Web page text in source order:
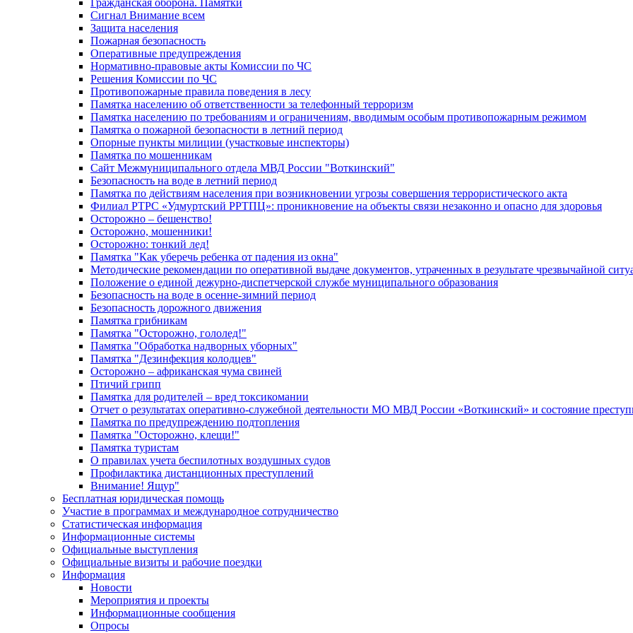
Гражданская оборона. Памятки
Сигнал Внимание всем
Защита населения
Пожарная безопасность
Оперативные предупреждения
Нормативно-правовые акты Комиссии по ЧС
Решения Комиссии по ЧС
Противопожарные правила поведения в лесу
Памятка населению об ответственности за телефонный терроризм
Памятка населению по требованиям и ограничениям, вводимым особым противопожарным режимом
Памятка о пожарной безопасности в летний период
Опорные пункты милиции (участковые инспекторы)
Памятка по мошенникам
Сайт Межмуниципального отдела МВД России "Воткинский"
Безопасность на воде в летний период
Памятка по действиям населения при возникновении угрозы совершения террористического акта
Филиал РТРС «Удмуртский РРТПЦ»: проникновение на объекты связи незаконно и опасно для здоровья
Осторожно – бешенство!
Осторожно, мошенники!
Осторожно: тонкий лед!
Памятка "Как уберечь ребенка от падения из окна"
Методические рекомендации по оперативной выдаче документов, утраченных в результате чрезвычайной
Положение о единой дежурно-диспетчерской службе муниципального образования
Безопасность на воде в осенне-зимний период
Безопасность дорожного движения
Памятка грибникам
Памятка "Осторожно, гололед!"
Памятка "Обработка надворных уборных"
Памятка "Дезинфекция колодцев"
Осторожно – африканская чума свиней
Птичий грипп
Памятка для родителей – вред токсикомании
Отчет о результатах оперативно-служебной деятельности МО МВД России «Воткинский» и состояние
Памятка по предупреждению подтопления
Памятка "Осторожно, клещи!"
Памятка туристам
О правилах учета беспилотных воздушных судов
Профилактика дистанционных преступлений
Внимание! Ящур"
Бесплатная юридическая помощь
Участие в программах и международное сотрудничество
Статистическая информация
Информационные системы
Официальные выступления
Официальные визиты и рабочие поездки
Информация
Новости
Мероприятия и проекты
Информационные сообщения
Опросы